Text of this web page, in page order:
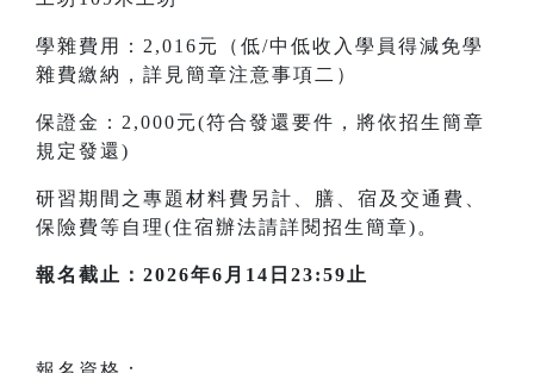
學雜費用：2,016元（低/中低收入學員得減免學
雜費繳納，詳見簡章注意事項二）
保證金：2,000元(符合發還要件，將依招生簡章
規定發還)
研習期間之專題材料費另計、膳、宿及交通費、
保險費等自理(住宿辦法請詳閱招生簡章)。
報名截止：2026年6月14日23:59止